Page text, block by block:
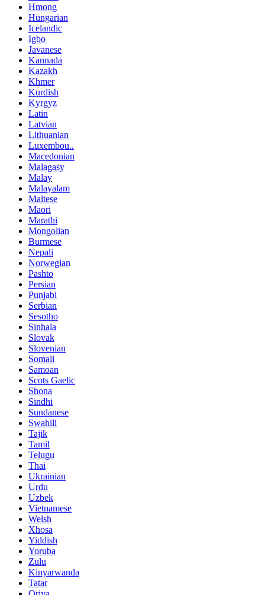
Hmong
Hungarian
Icelandic
Igbo
Javanese
Kannada
Kazakh
Khmer
Kurdish
Kyrgyz
Latin
Latvian
Lithuanian
Luxembou..
Macedonian
Malagasy
Malay
Malayalam
Maltese
Maori
Marathi
Mongolian
Burmese
Nepali
Norwegian
Pashto
Persian
Punjabi
Serbian
Sesotho
Sinhala
Slovak
Slovenian
Somali
Samoan
Scots Gaelic
Shona
Sindhi
Sundanese
Swahili
Tajik
Tamil
Telugu
Thai
Ukrainian
Urdu
Uzbek
Vietnamese
Welsh
Xhosa
Yiddish
Yoruba
Zulu
Kinyarwanda
Tatar